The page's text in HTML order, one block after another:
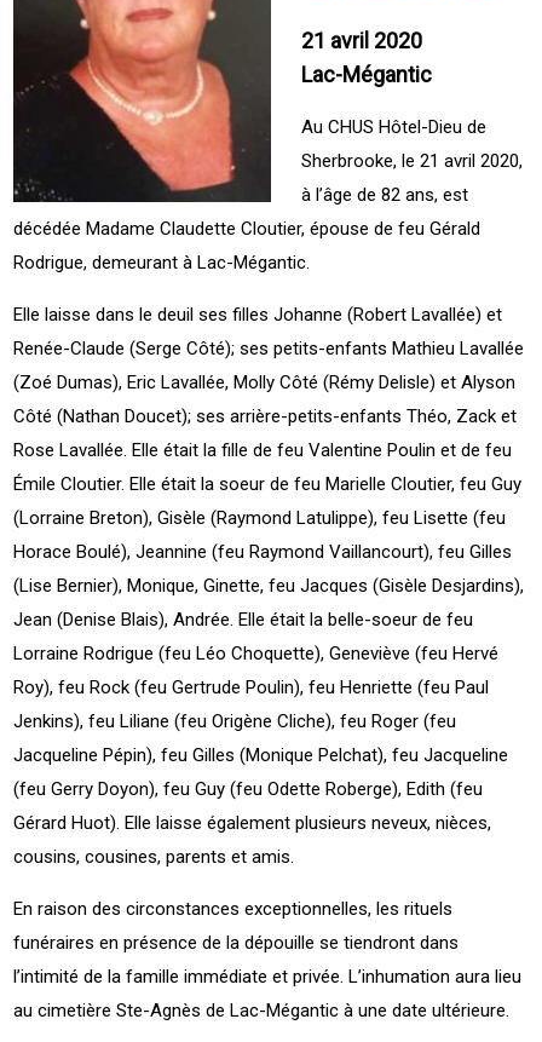
21 avril 2020
Lac-Mégantic
Au CHUS Hôtel-Dieu de
Sherbrooke, le 21 avril 2020,
à l’âge de 82 ans, ​est
décédée Madame Claudette Cloutier, épouse de feu Gérald
Rodrigue, demeurant à Lac-Mégantic.
Elle laisse dans le deuil ses filles Johanne (Robert Lavallée) et
Renée-Claude (Serge Côté); ses petits-enfants Mathieu Lavallée
(Zoé Dumas), Eric Lavallée, Molly Côté (Rémy Delisle) et Alyson
Côté (Nathan Doucet); ses arrière-petits-enfants Théo, Zack et
Rose Lavallée. Elle était la fille de feu Valentine Poulin et de feu
Émile Cloutier. Elle était la soeur de feu Marielle Cloutier, feu Guy
(Lorraine Breton), Gisèle (Raymond Latulippe), feu Lisette (feu
Horace Boulé), Jeannine (feu Raymond Vaillancourt), feu Gilles
(Lise Bernier), Monique, Ginette, feu Jacques (Gisèle Desjardins),
Jean (Denise Blais), Andrée. Elle était la belle-soeur de feu
Lorraine Rodrigue (feu Léo Choquette), Geneviève (feu Hervé
Roy), feu Rock (feu Gertrude Poulin), feu Henriette (feu Paul
Jenkins), feu Liliane (feu Origène Cliche), feu Roger (feu
Jacqueline Pépin), feu Gilles (Monique Pelchat), feu Jacqueline
(feu Gerry Doyon), feu Guy (feu Odette Roberge), Edith (feu
Gérard Huot). Elle laisse également plusieurs neveux, nièces,
cousins, cousines, parents et amis.
En raison des circonstances exceptionnelles, les rituels
funéraires en présence de la dépouille se tiendront dans
l’intimité de la famille immédiate et privée. L’inhumation aura lieu
au cimetière Ste-Agnès de Lac-Mégantic à une date ultérieure.